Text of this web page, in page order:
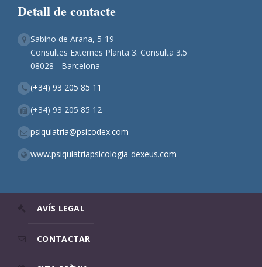
Detall de contacte
Sabino de Arana, 5-19
Consultes Externes Planta 3. Consulta 3.5
08028 - Barcelona
(+34) 93 205 85 11
(+34) 93 205 85 12
psiquiatria@psicodex.com
www.psiquiatriapsicologia-dexeus.com
AVÍS LEGAL
CONTACTAR